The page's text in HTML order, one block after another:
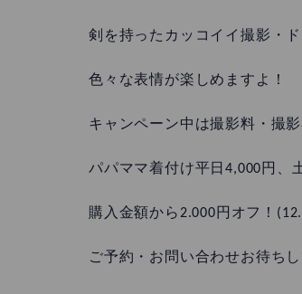
剣を持ったカッコイイ撮影・
色々な表情が楽しめますよ！
キャンペーン中は撮影料・撮
パパママ着付け平日4,000円、
購入金額から2.000円オフ！
ご予約・お問い合わせお待ち